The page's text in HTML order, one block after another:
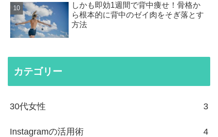
しかも即効1週間で背中痩せ！骨格か
ら根本的に背中のゼイ肉をそぎ落とす
方法
カテゴリー
30代女性 3
Instagramの活用術 4